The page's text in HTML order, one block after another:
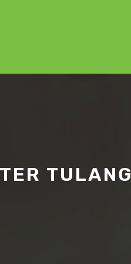
TULANG